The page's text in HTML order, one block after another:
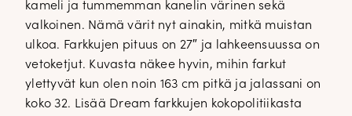
kameli ja tummemman kanelin värinen sekä
valkoinen. Nämä värit nyt ainakin, mitkä muistan
ulkoa. Farkkujen pituus on 27″ ja lahkeensuussa on
vetoketjut. Kuvasta näkee hyvin, mihin farkut
ylettyvät kun olen noin 163 cm pitkä ja jalassani on
koko 32. Lisää Dream farkkujen kokopolitiikasta